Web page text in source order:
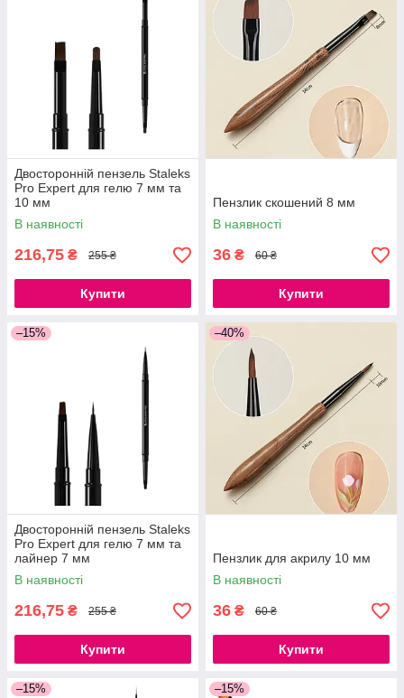
Двосторонній пензель Staleks
Pro Expert для гелю 7 мм та
10 мм
В наявності
216,75 ₴ 255 ₴
Купити
Пензлик скошений 8 мм
В наявності
36 ₴ 60 ₴
Купити
–15%
Двосторонній пензель Staleks
Pro Expert для гелю 7 мм та
лайнер 7 мм
В наявності
216,75 ₴ 255 ₴
Купити
–40%
Пензлик для акрилу 10 мм
В наявності
36 ₴ 60 ₴
Купити
–15% –15%